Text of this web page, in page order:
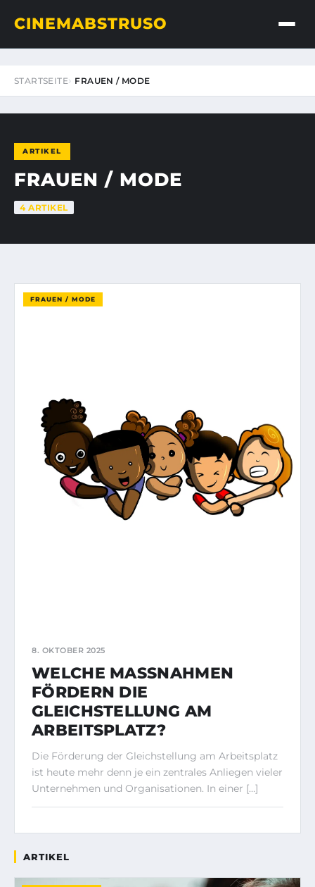
CINEMABSTRUSO
STARTSEITE FRAUEN / MODE
ARTIKEL
FRAUEN / MODE
4 ARTIKEL
FRAUEN / MODE
8. OKTOBER 2025
WELCHE MASSNAHMEN F
ÖRDERN DIE G
LEICHSTELLUNG AM A
RBEITSPLATZ?
Die Förderung der Gleichstellung am Arbeitsplatz
ist heute mehr denn je ein zentrales Anliegen vieler
Unternehmen und Organisationen. In einer […]
ARTIKEL